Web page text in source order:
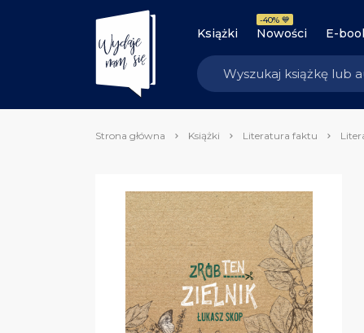
Książki Nowości
-40% 💙
E-
Strona główna Książki Literatura faktu